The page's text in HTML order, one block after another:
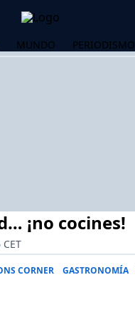
MUNDO PERIODISMO
¡no cocines!
CORNER GASTRONOMÍA